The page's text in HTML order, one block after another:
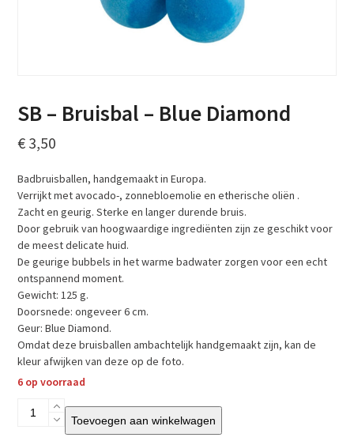
SB – Bruisbal – Blue Diamond
€ 3,50
Badbruisballen, handgemaakt in Europa.
Verrijkt met avocado-, zonnebloemolie en etherische oliën .
Zacht en geurig. Sterke en langer durende bruis.
Door gebruik van hoogwaardige ingrediënten zijn ze geschikt voor
de meest delicate huid.
De geurige bubbels in het warme badwater zorgen voor een echt
ontspannend moment.
Gewicht: 125 g.
Doorsnede: ongeveer 6 cm.
Geur: Blue Diamond.
Omdat deze bruisballen ambachtelijk handgemaakt zijn, kan de
kleur afwijken van deze op de foto.
6 op voorraad
Toevoegen aan winkelwagen